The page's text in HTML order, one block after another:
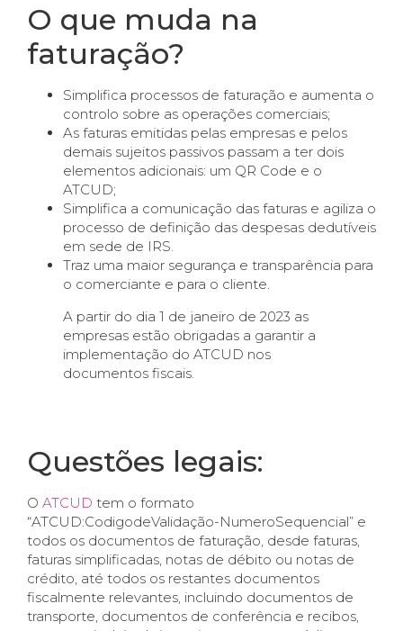
O que muda na
faturação?
Simplifica processos de faturação e aumenta o
controlo sobre as operações comerciais;
As faturas emitidas pelas empresas e pelos
demais sujeitos passivos passam a ter dois
elementos adicionais: um QR Code e o
ATCUD;
Simplifica a comunicação das faturas e agiliza o
processo de definição das despesas dedutíveis
em sede de IRS.
Traz uma maior segurança e transparência para
o comerciante e para o cliente.
A partir do dia 1 de janeiro de 2023 as
empresas estão obrigadas a garantir a
implementação do ATCUD nos
documentos fiscais.
Questões legais:
O ATCUD tem o formato
“ATCUD:CodigodeValidação-NumeroSequencial” e
todos os documentos de faturação, desde faturas,
faturas simplificadas, notas de débito ou notas de
crédito, até todos os restantes documentos
fiscalmente relevantes, incluindo documentos de
transporte, documentos de conferência e recibos,